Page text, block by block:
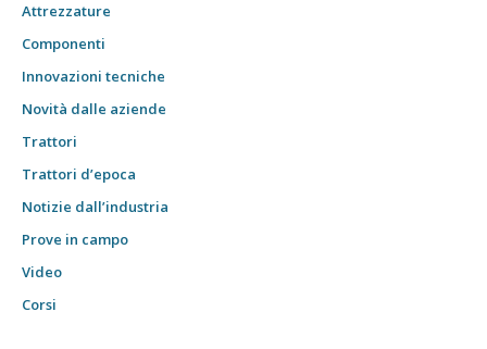
Attrezzature
Componenti
Innovazioni tecniche
Novità dalle aziende
Trattori
Trattori d’epoca
Notizie dall’industria
Prove in campo
Video
Corsi